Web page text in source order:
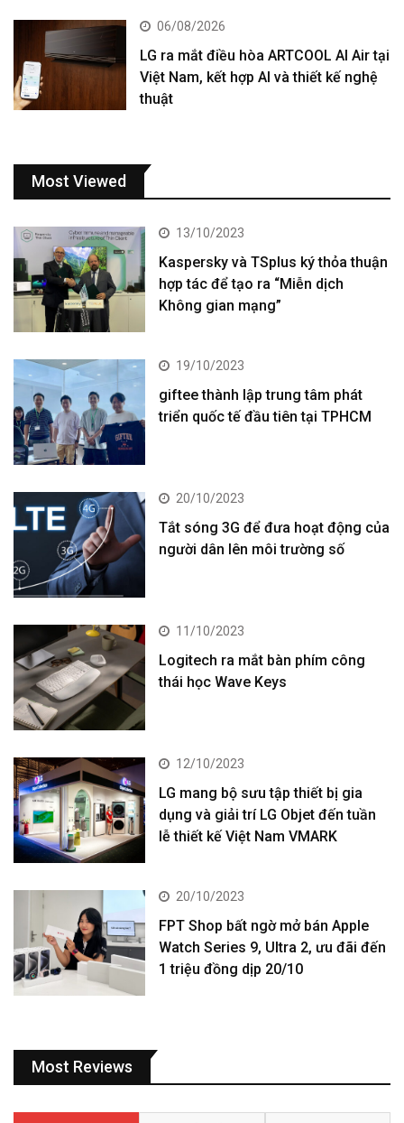
06/08/2026
LG ra mắt điều hòa ARTCOOL AI Air tại
Việt Nam, kết hợp AI và thiết kế nghệ
thuật
Most Viewed
13/10/2023
Kaspersky và TSplus ký thỏa thuận
hợp tác để tạo ra “Miễn dịch
Không gian mạng”
19/10/2023
giftee thành lập trung tâm phát
triển quốc tế đầu tiên tại TPHCM
20/10/2023
Tắt sóng 3G để đưa hoạt động của
người dân lên môi trường số
11/10/2023
Logitech ra mắt bàn phím công
thái học Wave Keys
12/10/2023
LG mang bộ sưu tập thiết bị gia
dụng và giải trí LG Objet đến tuần
lễ thiết kế Việt Nam VMARK
20/10/2023
FPT Shop bất ngờ mở bán Apple
Watch Series 9, Ultra 2, ưu đãi đến
1 triệu đồng dịp 20/10
Most Reviews